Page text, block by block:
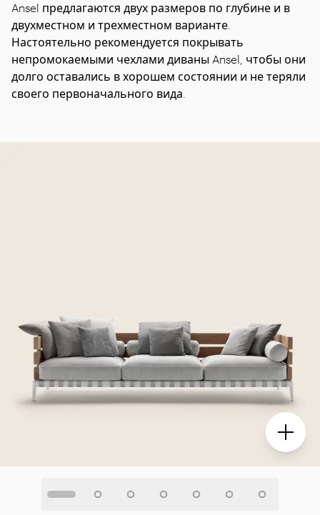
Ansel предлагаются двух размеров по глубине и в
двухместном и трехместном варианте.
Настоятельно рекомендуется покрывать
непромокаемыми чехлами диваны Ansel, чтобы они
долго оставались в хорошем состоянии и не теряли
своего первоначального вида.